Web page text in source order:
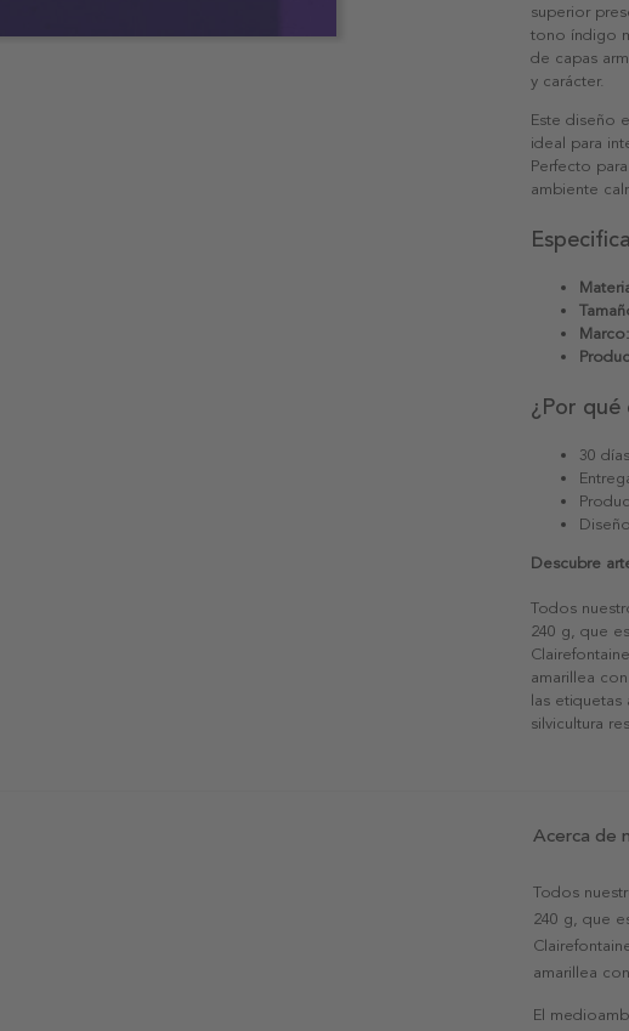
superior
tono índigo
de capas
y carácter.
Este diseño
ideal para
Perfecto
ambiente
Marco:
¿Por qué
30
Descubre
Todos
240 g, que
amarillea
las etiquetas
silvicultura
Acerca de
Todos
240 g, que
amarillea
El